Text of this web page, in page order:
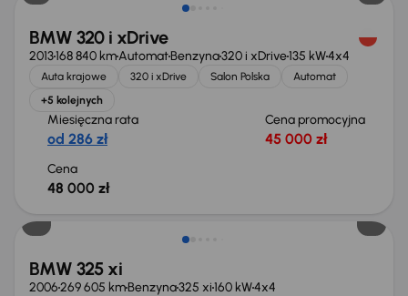
BMW 320 i xDrive
2013168 840 kmAutomatBenzyna320 i xDrive135 kW4x4
Auta krajowe 320 i xDrive Salon Polska
Automat
+5 kolejnych
Miesięczna rata
od 286 zł
Cena promocyjna
45 000 zł
Cena
48 000 zł
BMW 325 xi
2006269 605 kmBenzyna325 xi160 kW4x4